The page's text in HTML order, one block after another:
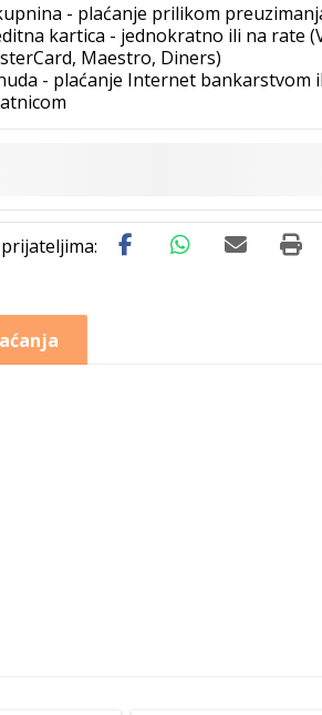
- plaćanje prilikom
kartica - jednokratno ili na rate
Maestro, Diners)
- plaćanje Internet bankarstvom